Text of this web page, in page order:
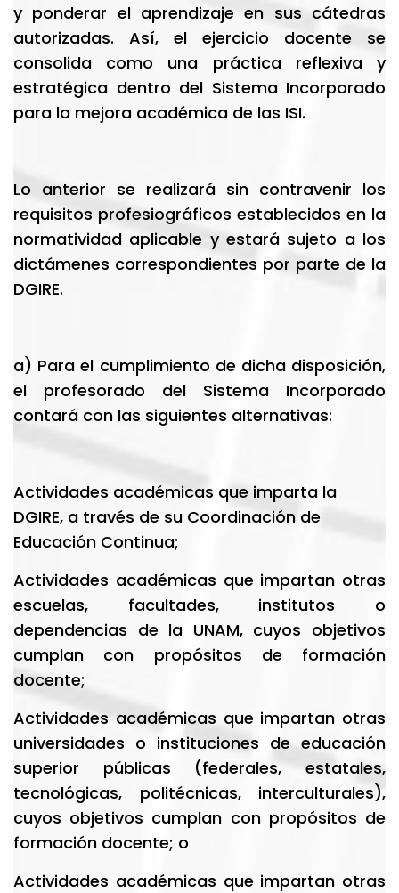
y ponderar el aprendizaje en sus cátedras
autorizadas. Así, el ejercicio docente se
consolida como una práctica reflexiva y
estratégica dentro del Sistema Incorporado
para la mejora académica de las ISI.
Lo anterior se realizará sin contravenir los
requisitos profesiográficos establecidos en la
normatividad aplicable y estará sujeto a los
dictámenes correspondientes por parte de la
DGIRE.
a) Para el cumplimiento de dicha disposición,
el profesorado del Sistema Incorporado
contará con las siguientes alternativas:
Actividades académicas que imparta la
DGIRE, a través de su Coordinación de
Educación Continua;
Actividades académicas que impartan otras
escuelas, facultades, institutos o
dependencias de la UNAM, cuyos objetivos
cumplan con propósitos de formación
docente;
Actividades académicas que impartan otras
universidades o instituciones de educación
superior públicas (federales, estatales,
tecnológicas, politécnicas, interculturales),
cuyos objetivos cumplan con propósitos de
formación docente; o
Actividades académicas que impartan otras